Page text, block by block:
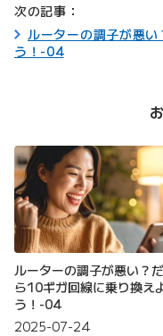
次の記事：
ルーターの調子が悪
う！-04
ルーターの調子が悪い？
ら10ギガ回線に乗り換え
う！-04
2025-07-24